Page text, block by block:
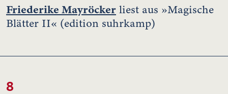
Friederike Mayröcker liest aus »Magische
Blätter II« (edition suhrkamp)
8